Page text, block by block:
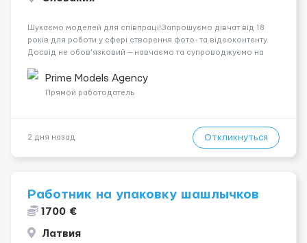
Шукаємо моделей для співпраці!Запрошуємо дівчат від 18
років для роботи у сфері створення фото- та відеоконтенту.
Досвід не обов’язковий — навчаємо та супроводжуємо на
конфіденційність і професійну підтримку. Працюємо офіційно,
поважаємо особ...
Prime Models Agency
Прямой работодатель
2 дня назад Откликнуться
Работник на упаковку шашлычков
1700 €
Латвия